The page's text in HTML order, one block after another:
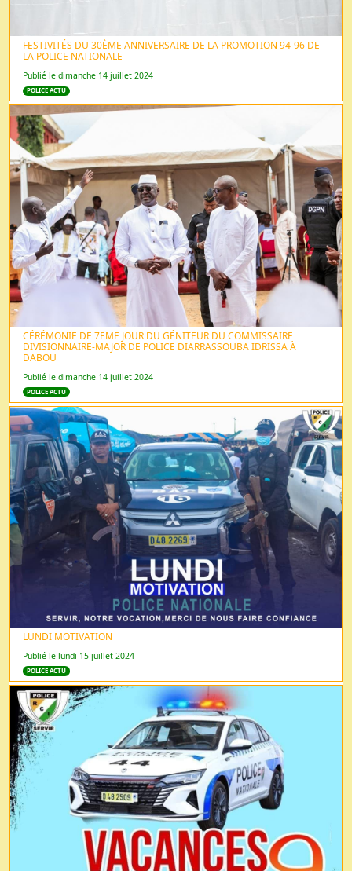
FESTIVITÉS DU 30ÈME ANNIVERSAIRE DE LA PROMOTION 94-96 DE
LA POLICE NATIONALE
Publié le dimanche 14 juillet 2024
POLICE ACTU
CÉRÉMONIE DE 7EME JOUR DU GÉNITEUR DU COMMISSAIRE
DIVISIONNAIRE-MAJOR DE POLICE DIARRASSOUBA IDRISSA À
DABOU
Publié le dimanche 14 juillet 2024
POLICE ACTU
LUNDI MOTIVATION
Publié le lundi 15 juillet 2024
POLICE ACTU